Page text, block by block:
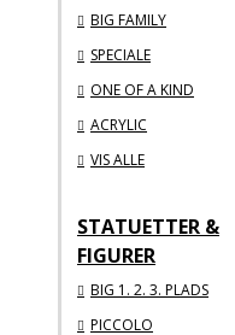
BIG FAMILY
SPECIALE
ONE OF A KIND
ACRYLIC
VIS ALLE
STATUETTER &
FIGURER
BIG 1. 2. 3. PLADS
PICCOLO